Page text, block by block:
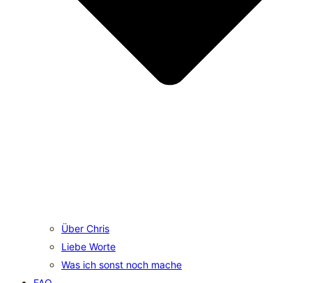
Über Chris
Liebe Worte
Was ich sonst noch mache